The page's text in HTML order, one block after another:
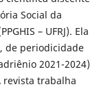
Social da
– UFRJ). Ela
de periodicidade
2021-2024)
revista trabalha